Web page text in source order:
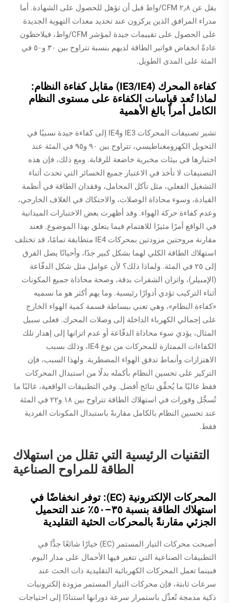
يقل عن ٢٫٨ CFM/واط قبل أن تؤهل للحصول على الشهادة. أما
مدراء المرافق الذين يركزون عند تحديد معدات التهوية الجديدة
على الحصول على تقييمات جيدة لمؤشر CFM/واط، فيلاحظون
عادةً انخفاض فواتير الطاقة لديهم بنسبة تتراوح بين ٣٠ و٥٠ في
المئة على المدى الطويل.
كفاءة المحرك (IE3/IE4) مقابل كفاءة النظام:
لماذا تُعد قياسات الكفاءة على مستوى النظام
الكامل أمراً بالغ الأهمية
تشير تصنيفات المحركات IE3 وIE4 إلى كفاءة جيدة نسبيًا في
التحويل الكهرومغناطيسي، تتراوح بين ٩٠ و٩٥ في المئة عند
اختبارها في بيئات مخبرية خاضعة للرقابة. ومع ذلك، فإن هذه
التصنيفات لا تأخذ في الاعتبار جميع الخسائر التي تحدث أثناء
التشغيل الفعلي، مثل تآكل المحامل، وفقدان الطاقة في أنظمة
القيادة، وسوء محاذاة الوصلات، والاحتكاك في الغلاف الخارجي،
وعدم كفاءة حركة الهواء. وقد أظهرت بعض الاختبارات الميدانية
في الواقع أمرًا مثيرًا للاهتمام فيما يتعلق بهذا الموضوع. فعند
مقارنة مروحتين مزودتين بمحركات IE4 متطابقة تمامًا، قد تختلف
استهلاك الطاقة الكلي لهما بشكل كبير جدًا، وأحيانًا يصل الفرق
إلى ٢٥ في المئة. ولماذا ذلك؟ لأن عوامل مثل شكل الدفّاعة
(الإمبيلر)، واتزان الشفرات بدقة، وصحة محاذاة جميع المكونات
أثناء التركيب تؤدي أدوارًا رئيسية. وما يهم أكثر هو ما نسميه
«كفاءة النظام»، وهي تعني ببساطة قسمة كمية الهواء الخارج
على إجمالي الكهرباء الداخلة إلى وصلات المحرك. فعلى سبيل
المثال، يؤدي سوء محاذاة الدفّاعة أو عدم اتزانها إلى إهدار تلك
الكفاءات الممتازة للمحركات من نوع IE4، وذلك بسبب
الاهتزازات وأنماط تدفق الهواء المضطربة. ولهذا السبب، فإن
التركيز على تحسين النظام بأكمله بدلًا من استبدال المحركات
فقط غالبًا ما يُحقِّق نتائج أفضل. وفي التطبيقات الواقعية، غالبًا ما
تُسجَّل وفورات في استهلاك الطاقة تتراوح بين ١٨ و٢٢ في المئة
عند تحسين النظام بالكامل مقارنةً باستبدال المكونات الفردية
فقط.
التقنيات الرئيسية التي تقلل من استهلاك
الطاقة للمراوح الصناعية
المحركات الإلكترونية (EC): توفر انخفاضًا في
استهلاك الطاقة بنسبة ٣٥–٥٠٪ عند التحميل
الجزئي مقارنةً بالمحركات الحثية التقليدية
أصبحت محركات التيار المستمر (EC) خيارًا شائعًا جدًّا في
التطبيقات الصناعية التي تتغير فيها الأحمال على مدار اليوم.
فبينما تعمل المحركات الكهربائية التقليدية ذات الحث عند
سرعات ثابتة، فإن محركات التيار المستمر مزودة إلكترونيات
ذكية مدمجة تُعدِّل باستمرار سرعة دورانها استنادًا إلى احتياجات